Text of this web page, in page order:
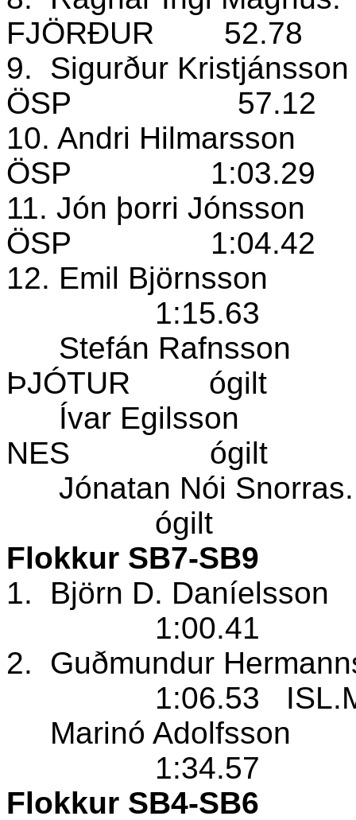
FJÖRÐUR
52.78
9.
Sigurður
ÖSP
57.12
10. Andri Hilmarsson
ÖSP
1:03.29
11. Jón þorri Jónsson
ÖSP
1:04.42
12. Emil Björnsson
1:15.63
Stefán Rafnsson
ÞJÓTUR
ógilt
Ívar Egilsson
NES
ógilt
Jónatan Nói
ógilt
Flokkur SB7-SB9
1.
Björn D. Daníelsson
1:00.41
2.
Guðmundur
1:06.53
Marinó Adolfsson
1:34.57
Flokkur SB4-SB6